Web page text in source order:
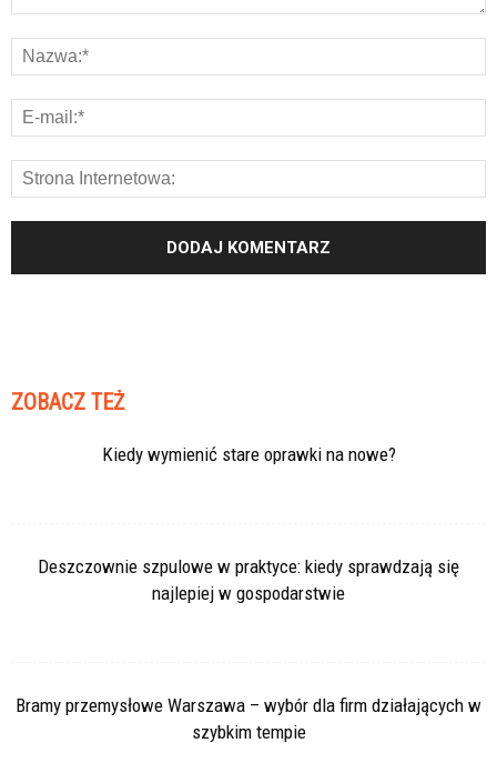
ZOBACZ TEŻ
Kiedy wymienić stare oprawki na nowe?
Deszczownie szpulowe w praktyce: kiedy sprawdzają się
najlepiej w gospodarstwie
Bramy przemysłowe Warszawa – wybór dla firm działających w
szybkim tempie